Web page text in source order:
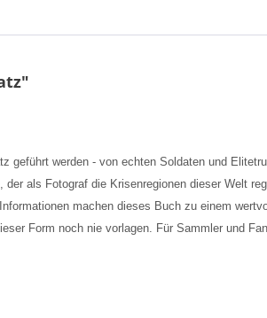
werden - von echten Soldaten und
als Fotograf die Krisenregionen dieser Welt
machen dieses Buch zu einem
Form noch nie vorlagen. Für Sammler und